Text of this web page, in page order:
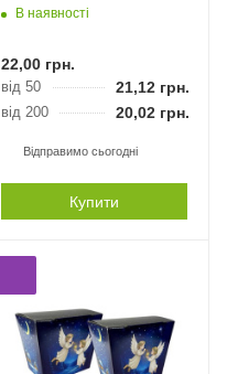
В наявності
22,00грн.
від 50 21,12грн.
від 200 20,02грн.
Відправимо сьогодні
Купити